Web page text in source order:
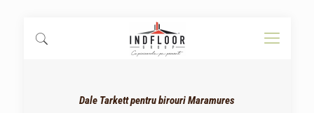
Dale Tarkett pentru birouri Maramures